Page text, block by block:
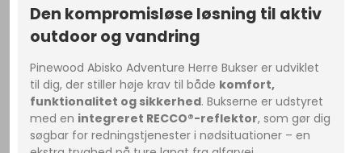
Den kompromisløse løsning til aktiv
outdoor og vandring
Pinewood Abisko Adventure Herre Bukser er udviklet
til dig, der stiller høje krav til både komfort,
funktionalitet og sikkerhed. Bukserne er udstyret
med en integreret RECCO®-reflektor, som gør dig
søgbar for redningstjenester i nødsituationer – en